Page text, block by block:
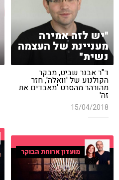
"יש לזה אמירה
מעניינת של העצמה
נשית"
ד"ר אבנר שביט, מבקר
הקולנוע של 'וואלה', חזר
מהורהר מהסרט 'מאבדים את
זה'
15/04/2018
מועדון ארוחת הבוקר